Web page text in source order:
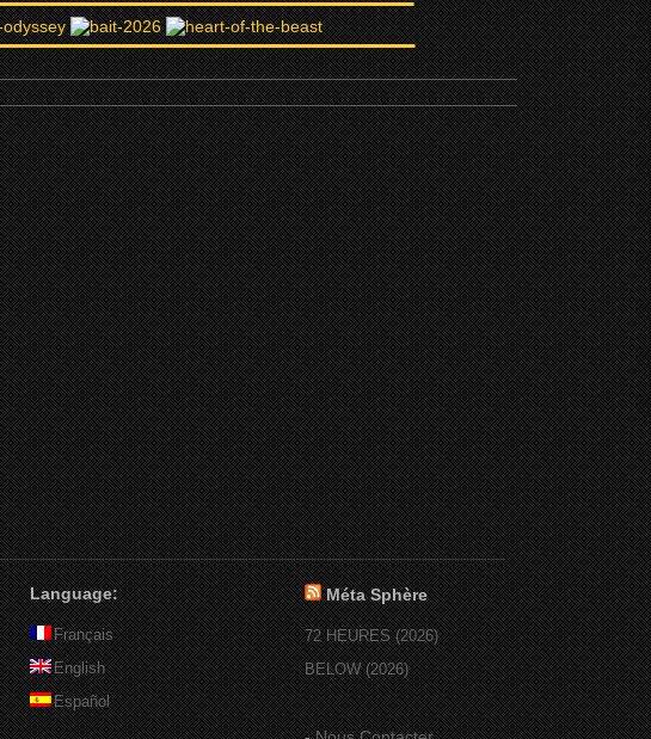
Language:
Français
English
Español
Méta Sphère
72 HEURES (2026)
BELOW (2026)